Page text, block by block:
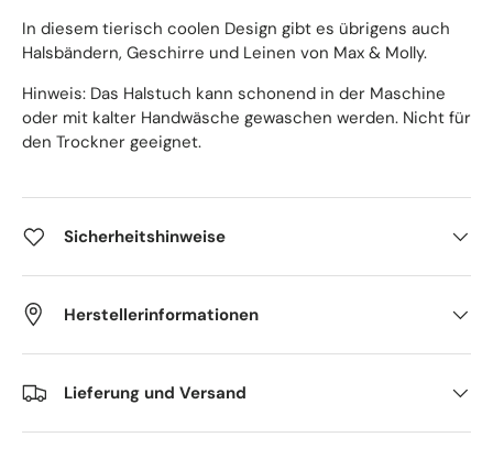
In diesem tierisch coolen Design gibt es übrigens auch
Halsbändern, Geschirre und Leinen von Max & Molly.
Hinweis: Das Halstuch kann schonend in der Maschine
oder mit kalter Handwäsche gewaschen werden. Nicht für
den Trockner geeignet.
Sicherheitshinweise
Herstellerinformationen
Lieferung und Versand